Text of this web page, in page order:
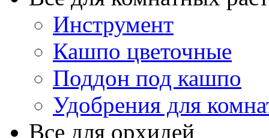
Инструмент
Кашпо цветочные
Поддон под кашпо
Удобрения для
Все для орхидей